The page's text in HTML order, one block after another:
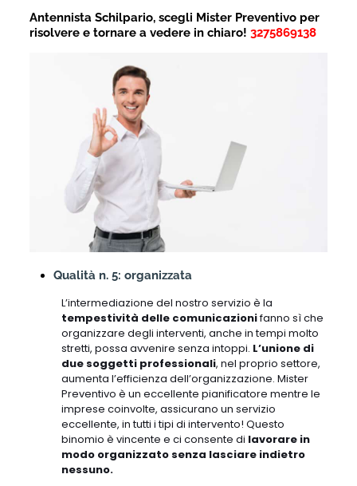
Antennista Schilpario, scegli Mister Preventivo per
risolvere e tornare a vedere in chiaro! 3275869138
Qualità n. 5: organizzata
L’intermediazione del nostro servizio è la
tempestività delle comunicazionifanno sì che
organizzare degli interventi, anche in tempi molto
stretti, possa avvenire senza intoppi. L’unione di
due soggetti professionali, nel proprio settore,
aumenta l’efficienza dell’organizzazione. Mister
Preventivo è un eccellente pianificatore mentre le
imprese coinvolte, assicurano un servizio
eccellente, in tutti i tipi di intervento! Questo
binomio è vincente e ci consente di lavorare in
modo organizzato senza lasciare indietro
nessuno.